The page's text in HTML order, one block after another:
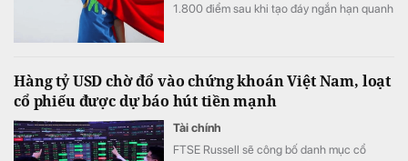
1.800 điểm sau khi tạo đáy ngắn hạn quanh
Hàng tỷ USD chờ đổ vào chứng khoán Việt Nam, loạt
cổ phiếu được dự báo hút tiền mạnh
Tài chính
FTSE Russell sẽ công bố danh mục cổ